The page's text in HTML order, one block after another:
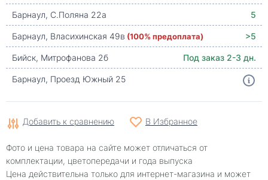
Барнаул, С.Поляна 22а
5
Барнаул, Власихинская 49в (100% предоплата)
>5
Бийск, Митрофанова 2б
Под заказ 2-3 дн.
Барнаул, Проезд Южный 25
Добавить к сравнению В Избранное
Фото и цена товара на сайте может отличаться от
комплектации, цветопередачи и года выпуска
Цена действительна только для интернет-магазина и может